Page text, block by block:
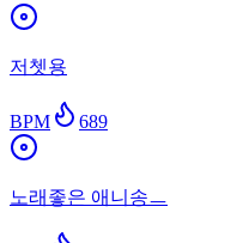
저쳇용
BPM 689
노래좋은 애니송ㅡ